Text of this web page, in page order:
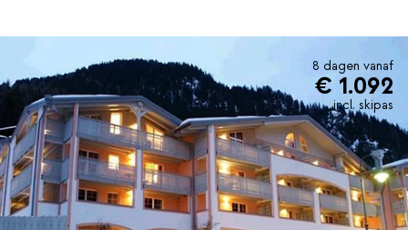
8 dagen vanaf
€ 1.092
incl. skipas